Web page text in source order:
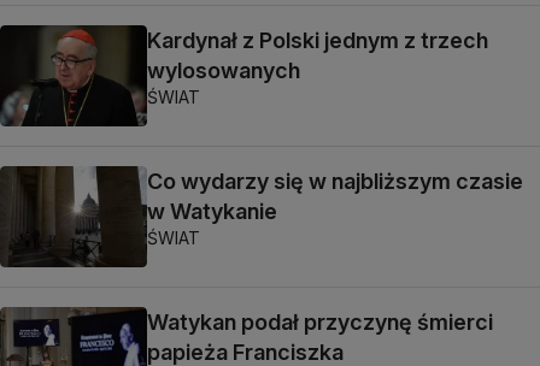
Kardynał z Polski jednym z trzech
wylosowanych
ŚWIAT
Co wydarzy się w najbliższym czasie
w Watykanie
ŚWIAT
Watykan podał przyczynę śmierci
papieża Franciszka